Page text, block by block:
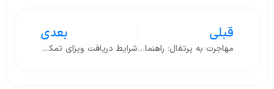
قبلی
مهاجرت به پرتغال: راهنمای جامع و سریع روش‌های 2025
بعدی
شرایط دریافت ویزای تمکن مالی پرتغال (اقامت خودحمایتی پرتغال)